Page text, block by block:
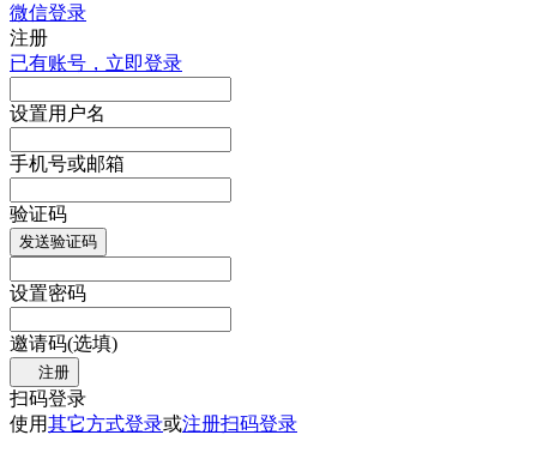
微信登录
注册
已有账号，立即登录
设置用户名
手机号或邮箱
验证码
发送验证码
设置密码
邀请码(选填)
注册
扫码登录
使用其它方式登录或注册扫码登录